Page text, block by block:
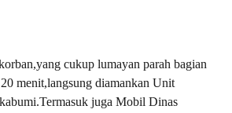
cukup lumayan parah bagian
menit,langsung diamankan Unit
juga Mobil Dinas